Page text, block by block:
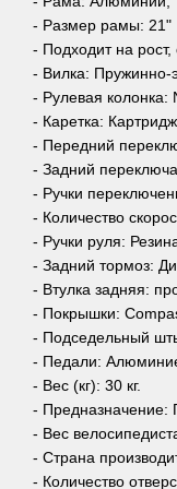
- Размер рамы: 21"
- Подходит на
- Вилка: Пружинно-
- Рулевая колонка:
- Каретка:
- Передний
- Задний
- Ручки
- Количество
- Ручки руля:
- Задний тормоз:
- Втулка задняя:
- Покрышки:
- Подседельный
- Педали:
- Вес (кг): 30 кг.
- Предназначение:
- Вес
- Страна
- Количество